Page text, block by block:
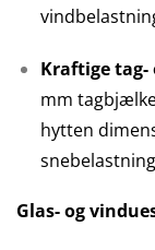
Kraftige tag-
mm
hytten
Glas- og